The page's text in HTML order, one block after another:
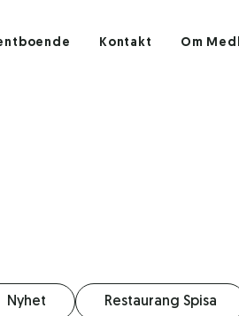
Kontakt Om
Nyhet Restaurang Spisa